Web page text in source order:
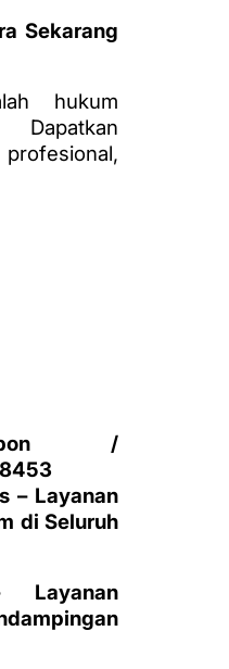
Sekarang
hukum
Dapatkan
/
– Layanan
di Seluruh
Layanan